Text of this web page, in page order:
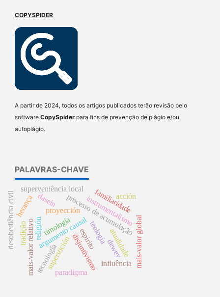
COPYSPIDER
A partir de 2024, todos os artigos publicados terão revisão pelo
software CopySpider para fins de prevenção de plágio e/ou
autoplágio.
PALAVRAS-CHAVE
argumento causal
superstición
proyecciónprocesso de acumulaçãomais-valor global
mais-valor relativo
superveniência local
disjuntivismo
religión
tecnología
instrumentalismo
dewey
teología
espirito
influência
familiaridade
desobediência civil dasein
herança
tradição timología
acción
atualidade
paradigma